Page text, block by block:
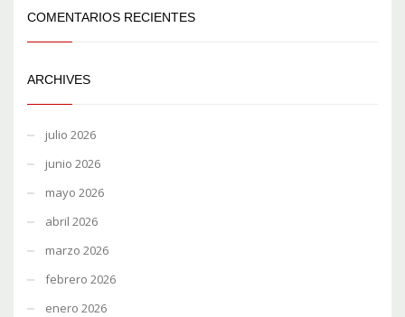
COMENTARIOS RECIENTES
ARCHIVES
julio 2026
junio 2026
mayo 2026
abril 2026
marzo 2026
febrero 2026
enero 2026